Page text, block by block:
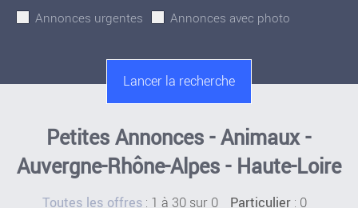
Annonces urgentes
Annonces avec photo
Petites Annonces - Animaux -
Auvergne-Rhône-Alpes - Haute-Loire
Toutes les offres : 1 à 30 sur 0 Particulier : 0